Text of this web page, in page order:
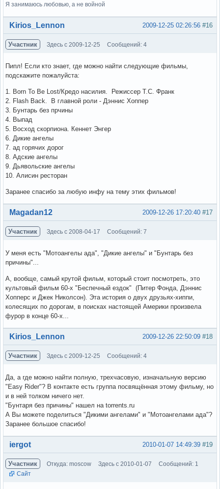
Я занимаюсь любовью, а не войной
Вне форума #16
2009-12-25 02:26:56
Kirios_Lennon
Участник Здесь с 2009-12-25 Сообщений: 4
Пипл! Если кто знает, где можно найти следующие фильмы,
подскажите пожалуйста:
1. Born To Be Lost/Кредо насилия. Режиссер Т.С. Франк
2. Flash Back. В главной роли - Дэннис Хоппер
3. Бунтарь без прчины
4. Выпад
5. Восход скорпиона. Кеннет Энгер
6. Дикие ангелы
7. ад горячих дорог
8. Адские ангелы
9. Дьявольские ангелы
10. Алисин ресторан
Заранее спасибо за любую инфу на тему этих фильмов!
Вне форума #17
2009-12-26 17:20:40
Magadan12
Участник Здесь с 2008-04-17 Сообщений: 7
У меня есть "Мотоангелы ада", "Дикие ангелы" и "Бунтарь без
причины"...
А, вообще, самый крутой фильм, который стоит посмотреть, это
культовый фильм 60-х "Беспечный ездок" (Питер Фонда, Дэннис
Хопперс и Джек Николсон). Эта история о двух друзьях-хиппи,
колесящих по дорогам, в поисках настоящей Америки произвела
фурор в конце 60-х...
Вне форума #18
2009-12-26 22:50:09
Kirios_Lennon
Участник Здесь с 2009-12-25 Сообщений: 4
Да, а где можно найти полную, трехчасовую, изначальную версию
"Easy Rider"? В контакте есть группа посвящённая этому фильму, но
и в ней толком ничего нет.
"Бунтаря без причины" нашел на torrents.ru
А Вы можете поделиться "Дикими ангелами" и "Мотоангелами ада"?
Заранее большое спасибо!
Вне форума #19
2010-01-07 14:49:39
iergot
Участник Откуда: moscow Здесь с 2010-01-07
Сообщений: 1
Сайт